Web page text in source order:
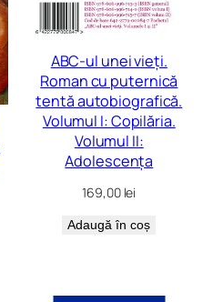
ABC-ul unei vieți.
Roman cu puternică
tentă autobiografică.
Volumul I: Copilăria.
Volumul II:
Adolescența
169,00 lei
Adaugă în coș